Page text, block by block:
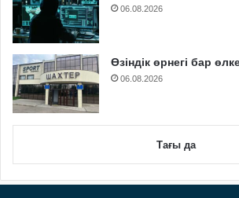
06.08.2026
Өзіндік өрнегі бар
06.08.2026
Тағы да